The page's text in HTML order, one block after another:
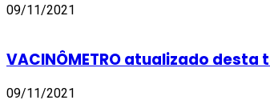
09/11/2021
VACINÔMETRO atualizado
09/11/2021